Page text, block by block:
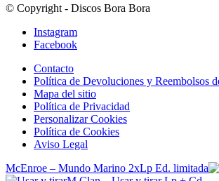
© Copyright - Discos Bora Bora
Instagram
Facebook
Contacto
Política de Devoluciones y Reembolsos
Mapa del sitio
Política de Privacidad
Personalizar Cookies
Política de Cookies
Aviso Legal
McEnroe – Mundo Marino 2xLp Ed. limitada